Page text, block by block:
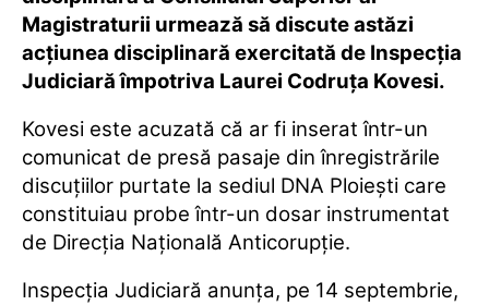
Magistraturii urmează să discute astăzi
acţiunea disciplinară exercitată de Inspecţia
Judiciară împotriva Laurei Codruţa Kovesi.
Kovesi este acuzată că ar fi inserat într-un
comunicat de presă pasaje din înregistrările
discuţiilor purtate la sediul DNA Ploieşti care
constituiau probe într-un dosar instrumentat
de Direcţia Naţională Anticorupţie.
Inspecţia Judiciară anunţa, pe 14 septembrie,